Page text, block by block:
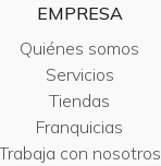
EMPRESA
Quiénes somos
Servicios
Tiendas
Franquicias
Trabaja con nosotros